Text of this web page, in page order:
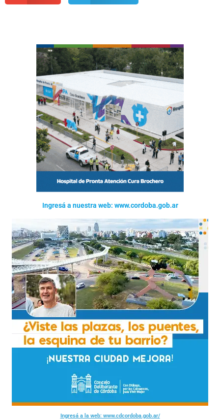
Ingresá a nuestra web: www.cordoba.gob.ar
Ingresá a la web: www.cdcordoba.gob.ar/